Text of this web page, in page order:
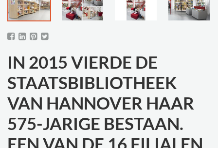
IN 2015 VIERDE DE
STAATSBIBLIOTHEEK
VAN HANNOVER HAAR
575-JARIGE BESTAAN.
EEN VAN DE 16 FILIALEN